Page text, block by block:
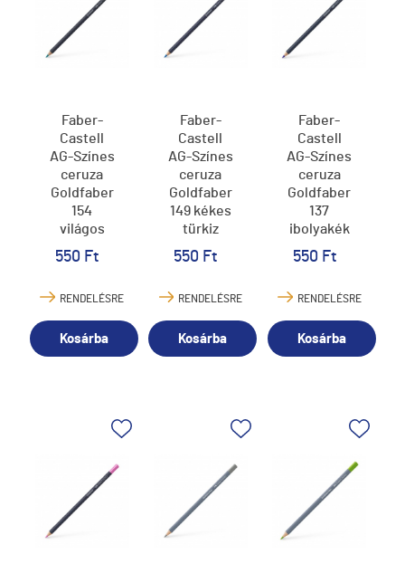
Faber-
Castell
AG-Színes
ceruza
Goldfaber
154
világos
kobalt
türkiz
550 Ft
RENDELÉSRE
Kosárba
Faber-
Castell
AG-Színes
ceruza
Goldfaber
149 kékes
türkiz
550 Ft
RENDELÉSRE
Kosárba
Faber-
Castell
AG-Színes
ceruza
Goldfaber
137
ibolyakék
550 Ft
RENDELÉSRE
Kosárba